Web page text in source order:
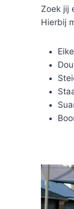
Zoek jij
Hierbij